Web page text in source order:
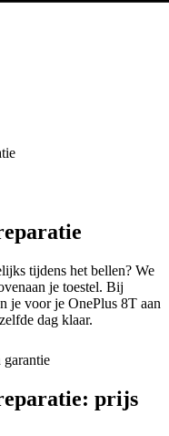
tijdens het bellen? We
je toestel. Bij
je voor je OnePlus 8T aan
dag klaar.
garantie
: prijs